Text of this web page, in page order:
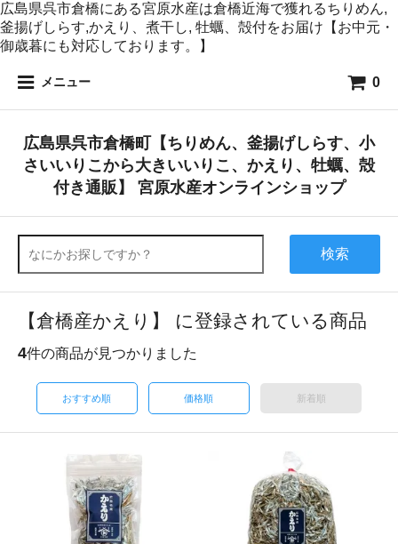
広島県呉市倉橋にある宮原水産は倉橋近海で獲れるちりめん,
釜揚げしらす,かえり、煮干し, 牡蠣、殻付をお届け【お中元・
御歳暮にも対応しております。】
メニュー 0
広島県呉市倉橋町【ちりめん、釜揚げしらす、小
さいいりこから大きいいりこ、かえり、牡蠣、殻
付き通販】 宮原水産オンラインショップ
検索
【倉橋産かえり】 に登録されている商品
4件の商品が見つかりました
おすすめ順 価格順 新着順